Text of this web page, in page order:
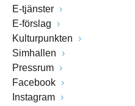
E-tjänster
E-förslag
Kulturpunkten
Simhallen
Pressrum
Facebook
Instagram